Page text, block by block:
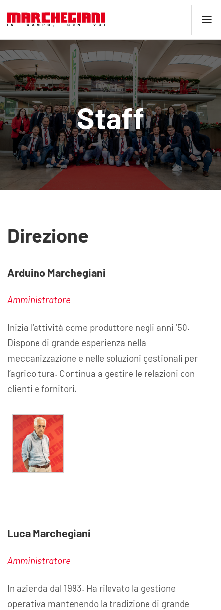
Staff
Direzione
Arduino Marchegiani
Amministratore
Inizia l’attività come produttore negli anni ’50.
Dispone di grande esperienza nella
meccanizzazione e nelle soluzioni gestionali per
l’agricoltura. Continua a gestire le relazioni con
clienti e fornitori.
Luca Marchegiani
Amministratore
In azienda dal 1993. Ha rilevato la gestione
operativa mantenendo la tradizione di grande